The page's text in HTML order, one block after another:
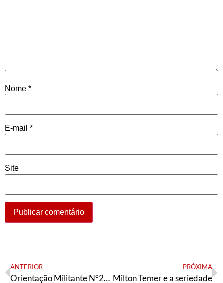
Nome *
E-mail *
Site
ANTERIOR
Orientação Militante N°299 (04 de outubro de 2021)
PRÓXIMA
Milton Temer e a seriedade